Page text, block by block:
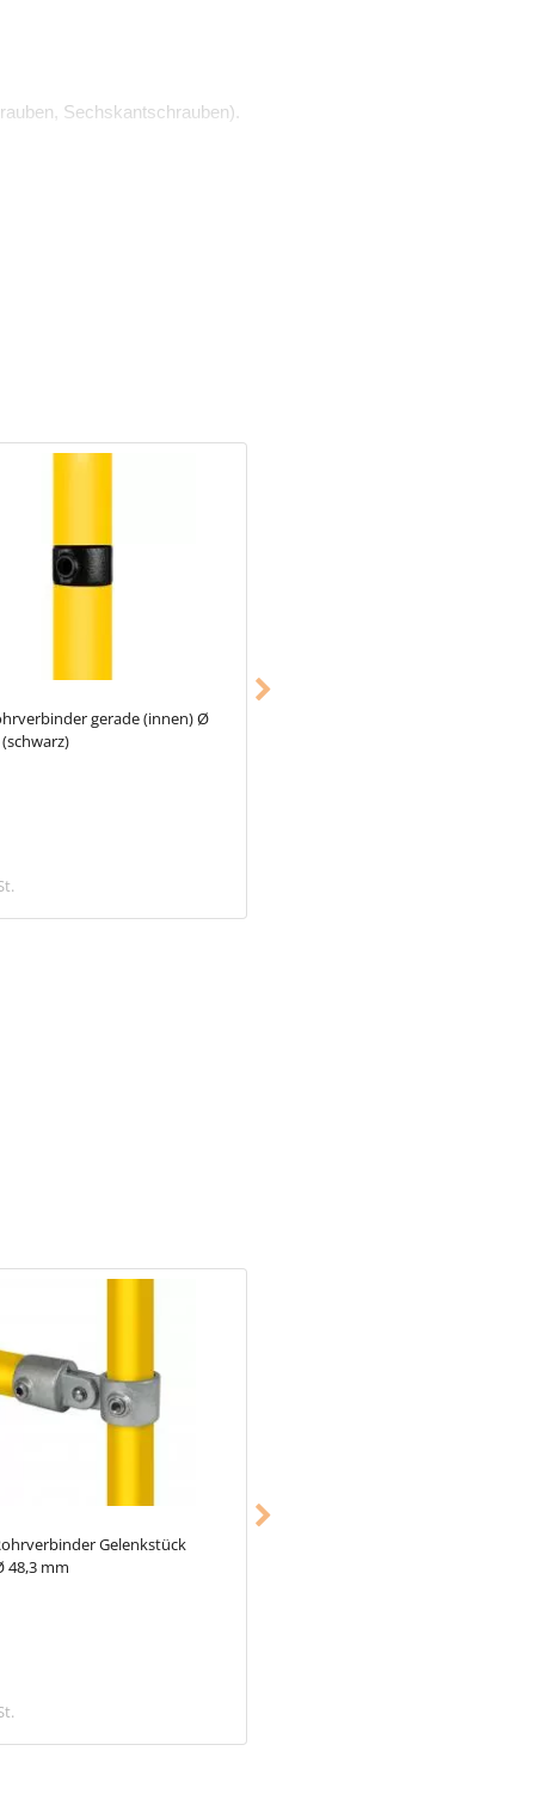
Sechskantschrauben).
gerade (innen) Ø
Gelenkstück
48,3 mm